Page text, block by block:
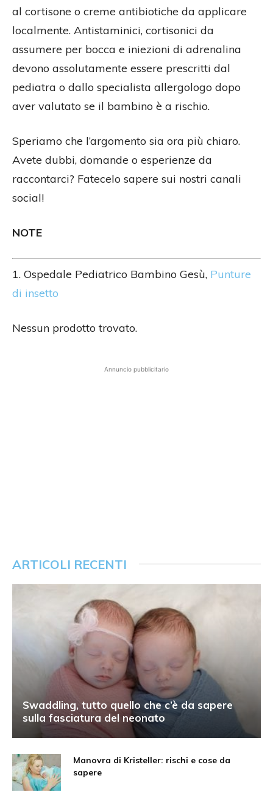
al cortisone o creme antibiotiche da applicare
localmente. Antistaminici, cortisonici da
assumere per bocca e iniezioni di adrenalina
devono assolutamente essere prescritti dal
pediatra o dallo specialista allergologo dopo
aver valutato se il bambino è a rischio.
Speriamo che l’argomento sia ora più chiaro.
Avete dubbi, domande o esperienze da
raccontarci? Fatecelo sapere sui nostri canali
social!
NOTE
1. Ospedale Pediatrico Bambino Gesù, Punture
di insetto
Nessun prodotto trovato.
Annuncio pubblicitario
ARTICOLI RECENTI
Swaddling, tutto quello che c’è da sapere
sulla fasciatura del neonato
Manovra di Kristeller: rischi e cose da
sapere